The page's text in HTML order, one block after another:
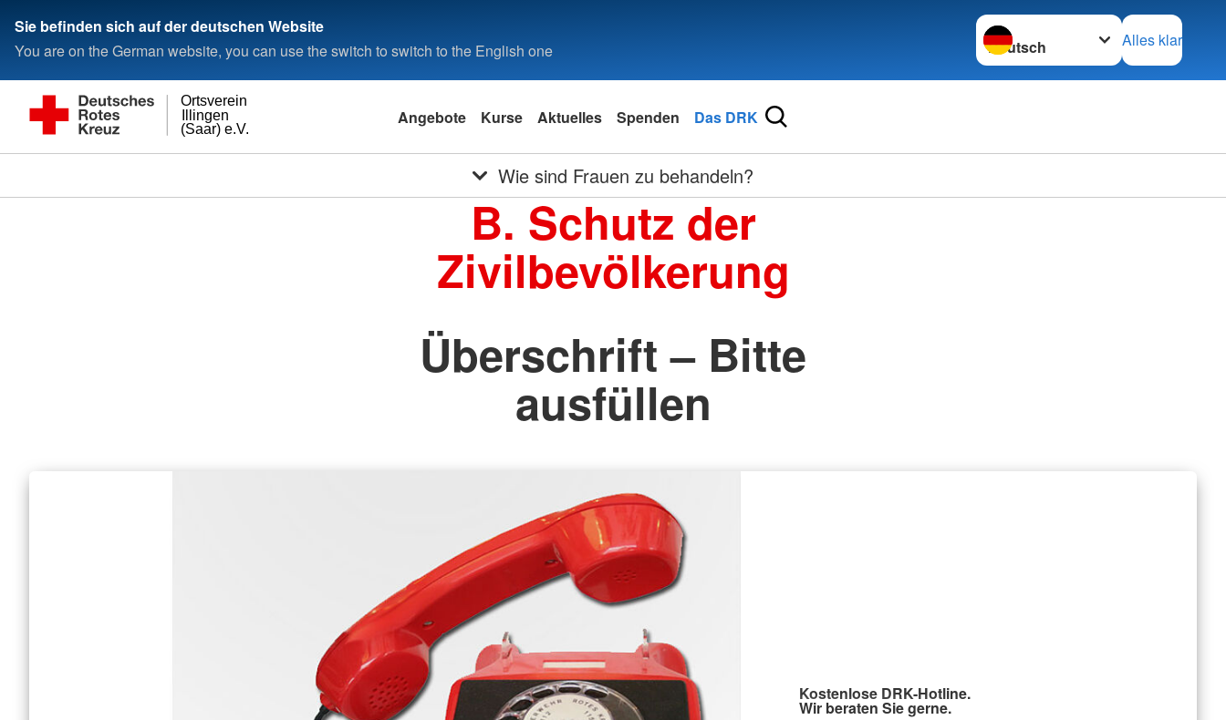
Sie befinden sich auf der deutschen Website
You are on the German website, you can use the switch to switch to the English one
Sprache wechseln zu
Alles klar
(Saar) e.V.
Illingen
Ortsverein
Angebote Kurse Aktuelles Spenden Das DRK
Wie sind Frauen zu behandeln?
B. Schutz der
Zivilbevölkerung
Überschrift – Bitte
ausfüllen
Kostenlose DRK-Hotline.
Wir beraten Sie gerne.